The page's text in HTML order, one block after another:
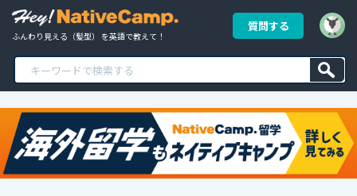
ふんわり見える（髪型） を英語で教えて！
質問する